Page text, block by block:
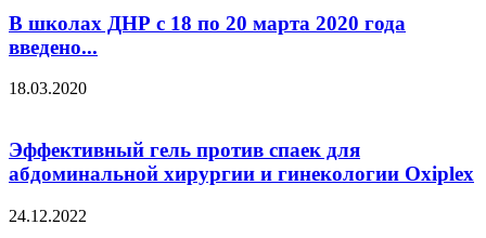
В школах ДНР с 18 по 20 марта 2020 года
введено...
18.03.2020
Эффективный гель против спаек для
абдоминальной хирургии и гинекологии Oxiplex
24.12.2022